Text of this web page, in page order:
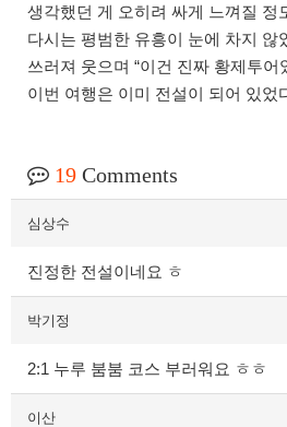
생각했던 게 오히려 싸게 느껴질 정
다시는 평범한 유흥이 눈에 차지 않
쓰러져 웃으며 “이건 진짜 황제투어
이번 여행은 이미 전설이 되어 있었
19 Comments
심상수
진정한 전설이네요 ㅎ
박기정
2:1 누루 붐붐 코스 부러워요 ㅎㅎ
이산